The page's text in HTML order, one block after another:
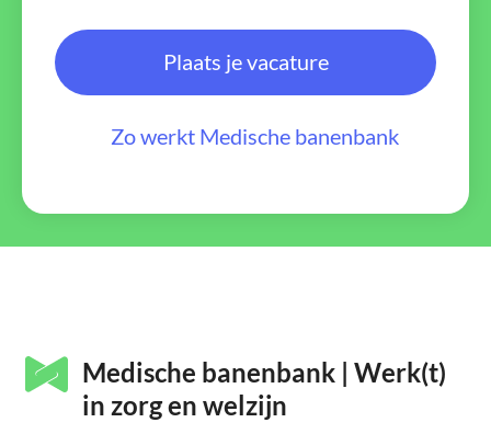
Plaats je vacature
Zo werkt Medische banenbank
Medische banenbank | Werk(t)
in zorg en welzijn